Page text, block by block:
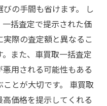
の手間も省けます。 し
括査定で提示された価
際の査定額と異なるこ
また、車買取一括査定
用される可能性もある
とが大切です。 車買取
価格を提示してくれる